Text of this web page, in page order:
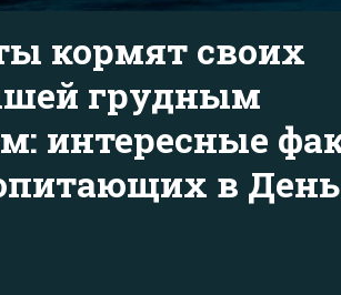
кормят своих
грудным
интересные
в День